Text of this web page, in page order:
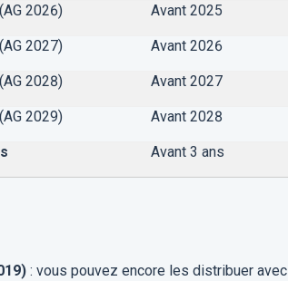
2026) Avant 2025
(AG 2027) Avant 2026
(AG 2028) Avant 2027
(AG 2029) Avant 2028
Avant 3 ans
: vous pouvez encore les distribuer